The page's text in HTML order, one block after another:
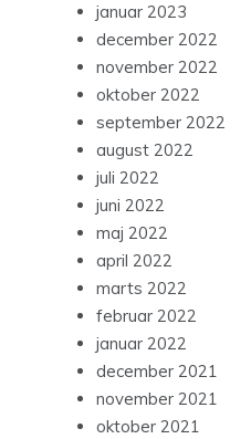
januar 2023
december 2022
november 2022
oktober 2022
september 2022
august 2022
juli 2022
juni 2022
maj 2022
april 2022
marts 2022
februar 2022
januar 2022
december 2021
november 2021
oktober 2021